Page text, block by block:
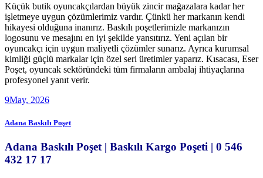
Küçük butik oyuncakçılardan büyük zincir mağazalara kadar her
işletmeye uygun çözümlerimiz vardır. Çünkü her markanın kendi
hikayesi olduğuna inanırız. Baskılı poşetlerimizle markanızın
logosunu ve mesajını en iyi şekilde yansıtırız. Yeni açılan bir
oyuncakçı için uygun maliyetli çözümler sunarız. Ayrıca kurumsal
kimliği güçlü markalar için özel seri üretimler yaparız. Kısacası, Eser
Poşet, oyuncak sektöründeki tüm firmaların ambalaj ihtiyaçlarına
profesyonel yanıt verir.
9May, 2026
Adana Baskılı Poşet
Adana Baskılı Poşet | Baskılı Kargo Poşeti | 0 546
432 17 17